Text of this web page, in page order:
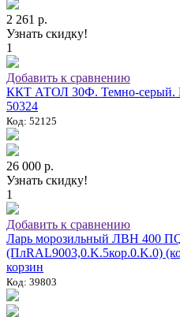
2 261 р.
Узнать скидку!
1
Добавить к сравнению
ККТ АТОЛ 30Ф. Темно-серый.
50324
Код: 52125
26 000 р.
Узнать скидку!
1
Добавить к сравнению
Ларь морозильный ЛВН 400
(ПлRAL9003,0.K.5кор.0.K.0)
корзин
Код: 39803